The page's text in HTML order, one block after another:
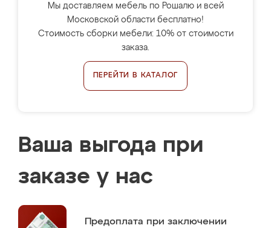
Мы доставляем мебель по Рошалю и всей
Московской области бесплатно!
Стоимость сборки мебели: 10% от стоимости
заказа.
ПЕРЕЙТИ В КАТАЛОГ
Ваша выгода при
заказе у нас
Предоплата при заключении